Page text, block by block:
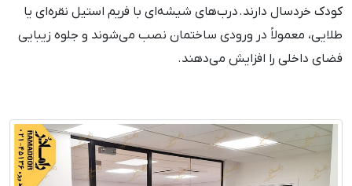
کودک خردسال دارند. درب‌های شیشه‌ای با فریم استیل نقره‌ای یا
طلایی، معمولاً در ورودی ساختمان نصب می‌شوند و جلوه زیبایی
فضای داخلی را افزایش می‌دهند.